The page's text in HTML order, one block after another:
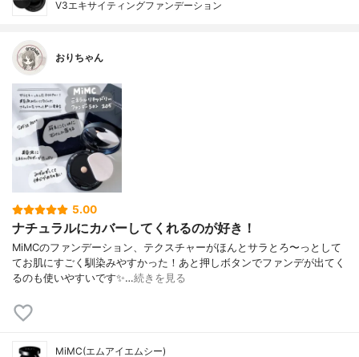
V3エキサイティングファンデーション
おりちゃん
5.00
ナチュラルにカバーしてくれるのが好き！
MiMCのファンデーション、 テクスチャーがほんとサラとろ〜っとして
て お肌にすごく馴染みやすかった！ あと押しボタンでファンデが出てく
るのも使いやすいです✨…続きを見る
MiMC(エムアイエムシー)